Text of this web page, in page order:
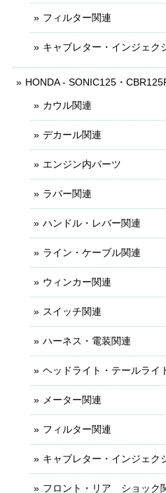
フィルター関連
キャブレター・インジェク
HONDA - SONIC125・
カウル関連
デカール関連
エンジン内パーツ
ラバー関連
ハンドル・レバー関連
ライン・ケーブル関連
ウィンカー関連
スイッチ関連
ハーネス・電装関連
ヘッドライト・テールライ
メーター関連
フィルター関連
キャブレター・インジェク
フロント・リア ショック